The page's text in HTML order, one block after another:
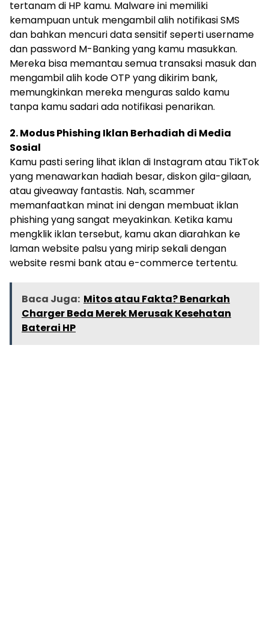
tertanam di HP kamu. Malware ini memiliki
kemampuan untuk mengambil alih notifikasi SMS
dan bahkan mencuri data sensitif seperti username
dan password M-Banking yang kamu masukkan.
Mereka bisa memantau semua transaksi masuk dan
mengambil alih kode OTP yang dikirim bank,
memungkinkan mereka menguras saldo kamu
tanpa kamu sadari ada notifikasi penarikan.
2. Modus Phishing Iklan Berhadiah di Media
Sosial
Kamu pasti sering lihat iklan di Instagram atau TikTok
yang menawarkan hadiah besar, diskon gila-gilaan,
atau giveaway fantastis. Nah, scammer
memanfaatkan minat ini dengan membuat iklan
phishing yang sangat meyakinkan. Ketika kamu
mengklik iklan tersebut, kamu akan diarahkan ke
laman website palsu yang mirip sekali dengan
website resmi bank atau e-commerce tertentu.
Baca Juga: Mitos atau Fakta? Benarkah
Charger Beda Merek Merusak Kesehatan
Baterai HP